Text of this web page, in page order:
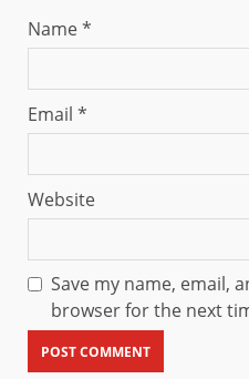
Name*
Email *
Website
Save my name, email,
browser for the next